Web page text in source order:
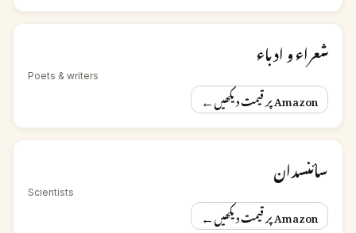
شعراء و ادباء
Poets & writers
Amazon پر قیمت دیکھیں ←
سائنسدان
Scientists
Amazon پر قیمت دیکھیں ←